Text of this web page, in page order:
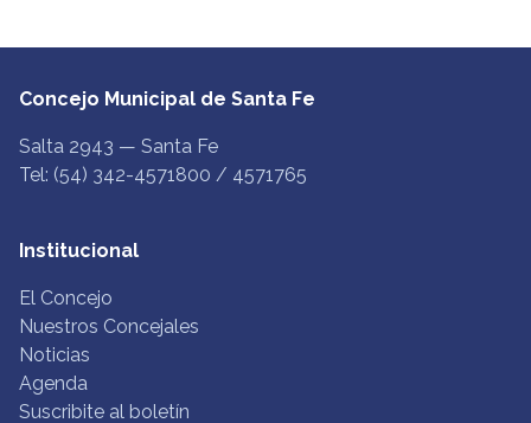
Concejo Municipal de Santa Fe
Salta 2943 — Santa Fe
Tel: (54) 342-4571800 / 4571765
Institucional
El Concejo
Nuestros Concejales
Noticias
Agenda
Suscribite al boletín